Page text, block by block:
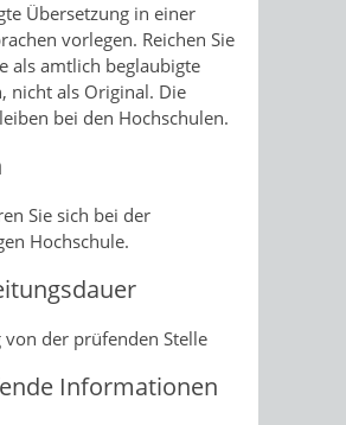
Übersetzung in einer
vorlegen. Reichen Sie
als amtlich beglaubigte
nicht als Original. Die
bei den Hochschulen.
Sie sich bei der
Hochschule.
von der prüfenden Stelle
Informationen